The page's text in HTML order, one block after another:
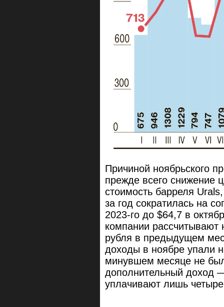
Причиной ноябрьского
прежде всего снижение
стоимость барреля
за год сократилась на
2023-го до $64,7 в
компании рассчитывают
рубля в предыдущем
доходы в ноябре упали
минувшем месяце не
дополнительный доход
уплачивают лишь